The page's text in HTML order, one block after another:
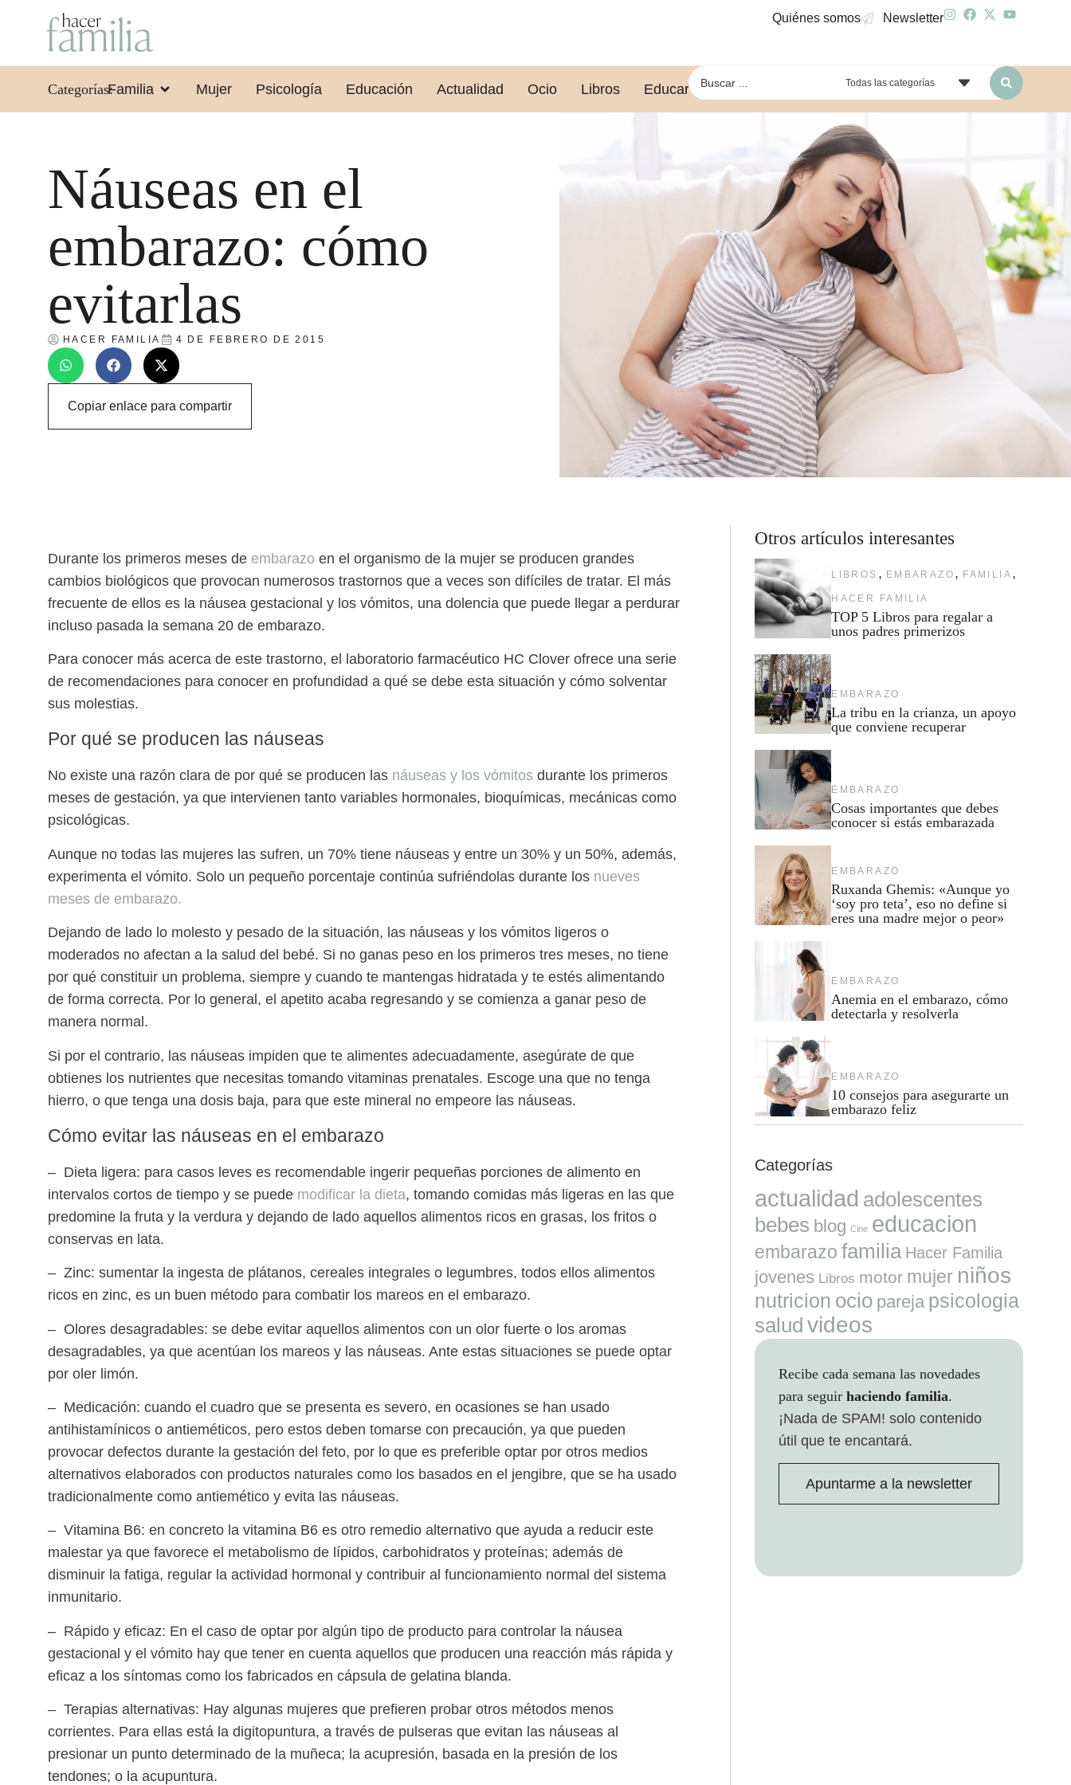
Quiénes somos Newsletter
Categorías:Familia Mujer Psicología Educación Actualidad Ocio Libros Educar leyendo Todas las categorías
Náuseas en el
embarazo: cómo
evitarlas
HACER FAMILIA 4 DE FEBRERO DE 2015
Copiar enlace para compartir
Durante los primeros meses de embarazo en el organismo de la mujer se producen grandes
cambios biológicos que provocan numerosos trastornos que a veces son difíciles de tratar. El más
frecuente de ellos es la náusea gestacional y los vómitos, una dolencia que puede llegar a perdurar
incluso pasada la semana 20 de embarazo.
Para conocer más acerca de este trastorno, el laboratorio farmacéutico HC Clover ofrece una serie
de recomendaciones para conocer en profundidad a qué se debe esta situación y cómo solventar
sus molestias.
Por qué se producen las náuseas
No existe una razón clara de por qué se producen las náuseas y los vómitos durante los primeros
meses de gestación, ya que intervienen tanto variables hormonales, bioquímicas, mecánicas como
psicológicas.
Aunque no todas las mujeres las sufren, un 70% tiene náuseas y entre un 30% y un 50%, además,
experimenta el vómito. Solo un pequeño porcentaje continúa sufriéndolas durante los nueves
meses de embarazo.
Dejando de lado lo molesto y pesado de la situación, las náuseas y los vómitos ligeros o
moderados no afectan a la salud del bebé. Si no ganas peso en los primeros tres meses, no tiene
por qué constituir un problema, siempre y cuando te mantengas hidratada y te estés alimentando
de forma correcta. Por lo general, el apetito acaba regresando y se comienza a ganar peso de
manera normal.
Si por el contrario, las náuseas impiden que te alimentes adecuadamente, asegúrate de que
obtienes los nutrientes que necesitas tomando vitaminas prenatales. Escoge una que no tenga
hierro, o que tenga una dosis baja, para que este mineral no empeore las náuseas.
Cómo evitar las náuseas en el embarazo
– Dieta ligera: para casos leves es recomendable ingerir pequeñas porciones de alimento en
intervalos cortos de tiempo y se puede modificar la dieta, tomando comidas más ligeras en las que
predomine la fruta y la verdura y dejando de lado aquellos alimentos ricos en grasas, los fritos o
conservas en lata.
– Zinc: sumentar la ingesta de plátanos, cereales integrales o legumbres, todos ellos alimentos
ricos en zinc, es un buen método para combatir los mareos en el embarazo.
– Olores desagradables: se debe evitar aquellos alimentos con un olor fuerte o los aromas
desagradables, ya que acentúan los mareos y las náuseas. Ante estas situaciones se puede optar
por oler limón.
– Medicación: cuando el cuadro que se presenta es severo, en ocasiones se han usado
antihistamínicos o antieméticos, pero estos deben tomarse con precaución, ya que pueden
provocar defectos durante la gestación del feto, por lo que es preferible optar por otros medios
alternativos elaborados con productos naturales como los basados en el jengibre, que se ha usado
tradicionalmente como antiemético y evita las náuseas.
– Vitamina B6: en concreto la vitamina B6 es otro remedio alternativo que ayuda a reducir este
malestar ya que favorece el metabolismo de lípidos, carbohidratos y proteínas; además de
disminuir la fatiga, regular la actividad hormonal y contribuir al funcionamiento normal del sistema
inmunitario.
– Rápido y eficaz: En el caso de optar por algún tipo de producto para controlar la náusea
gestacional y el vómito hay que tener en cuenta aquellos que producen una reacción más rápida y
eficaz a los síntomas como los fabricados en cápsula de gelatina blanda.
– Terapias alternativas: Hay algunas mujeres que prefieren probar otros métodos menos
corrientes. Para ellas está la digitopuntura, a través de pulseras que evitan las náuseas al
presionar un punto determinado de la muñeca; la acupresión, basada en la presión de los
tendones; o la acupuntura.
Otros artículos interesantes
LIBROS , EMBARAZO , FAMILIA ,
HACER FAMILIA
TOP 5 Libros para regalar a
unos padres primerizos
EMBARAZO
La tribu en la crianza, un apoyo
que conviene recuperar
EMBARAZO
Cosas importantes que debes
conocer si estás embarazada
EMBARAZO
Ruxanda Ghemis: «Aunque yo
‘soy pro teta’, eso no define si
eres una madre mejor o peor»
EMBARAZO
Anemia en el embarazo, cómo
detectarla y resolverla
EMBARAZO
10 consejos para asegurarte un
embarazo feliz
Categorías
actualidad adolescentes
bebes blog Cine educacion
embarazo familia Hacer Familia
jovenes Libros motor mujer niños
nutricion ocio pareja psicologia
salud videos
Recibe cada semana las novedades
para seguir haciendo familia.
¡Nada de SPAM! solo contenido
útil que te encantará.
Apuntarme a la newsletter